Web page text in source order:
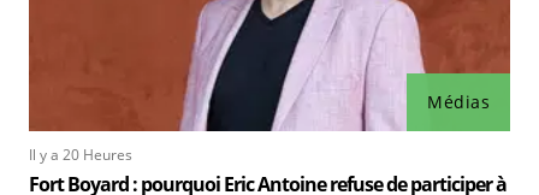
Médias
Il y a 20 Heures
Fort Boyard : pourquoi Eric Antoine refuse de participer à